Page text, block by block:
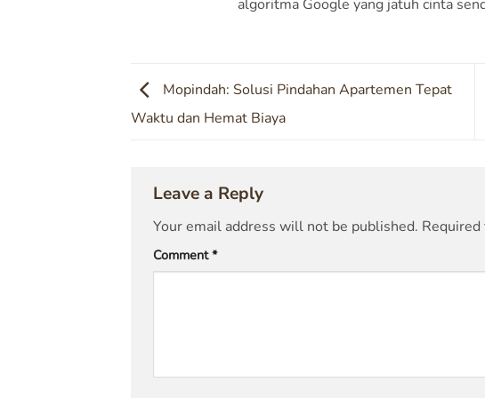
algoritma Google yang jatuh cinta
Mopindah: Solusi Pindahan Apartemen Tepat
Waktu dan Hemat Biaya
Leave a Reply
Your email address will not be published.
Comment*